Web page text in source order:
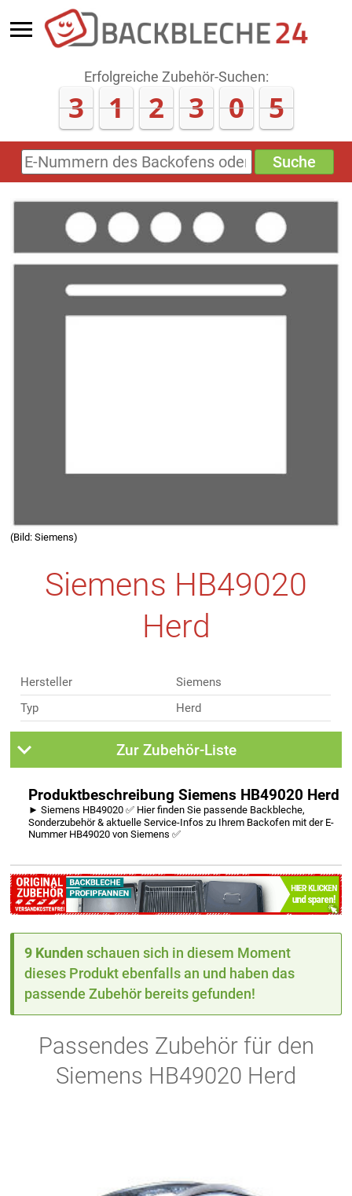
Erfolgreiche Zubehör-Suchen:
3 1 2 3 0 5
E-
Nummern
Sonderzeichen)
Suche
(Bild: Siemens)
Siemens HB49020
Herd
Hersteller
Siemens
Typ
Herd
Zur Zubehör-Liste
Produktbeschreibung Siemens HB49020 Herd
► Siemens HB49020 ✅ Hier finden Sie passende Backbleche,
Sonderzubehör & aktuelle Service-Infos zu Ihrem Backofen mit der E-
Nummer HB49020 von Siemens ✅
9 Kunden schauen sich in diesem Moment
dieses Produkt ebenfalls an und haben das
passende Zubehör bereits gefunden!
Passendes Zubehör für den
Siemens HB49020 Herd